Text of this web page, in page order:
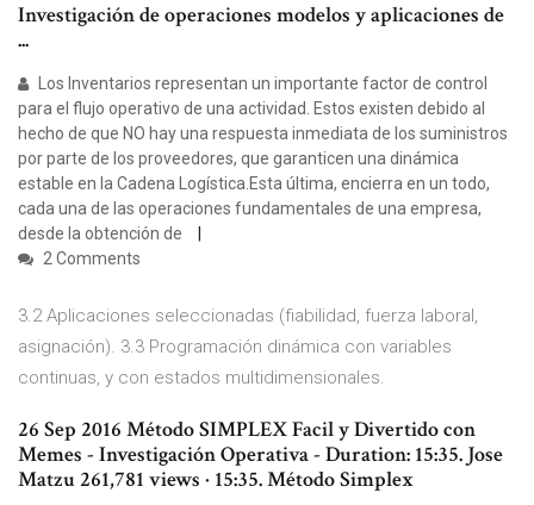
Investigación de operaciones modelos y aplicaciones de
...
Los Inventarios representan un importante factor de control
para el flujo operativo de una actividad. Estos existen debido al
hecho de que NO hay una respuesta inmediata de los suministros
por parte de los proveedores, que garanticen una dinámica
estable en la Cadena Logística.Esta última, encierra en un todo,
cada una de las operaciones fundamentales de una empresa,
desde la obtención de
2 Comments
3.2 Aplicaciones seleccionadas (fiabilidad, fuerza laboral,
asignación). 3.3 Programación dinámica con variables
continuas, y con estados multidimensionales.
26 Sep 2016 Método SIMPLEX Facil y Divertido con
Memes - Investigación Operativa - Duration: 15:35. Jose
Matzu 261,781 views · 15:35. Método Simplex